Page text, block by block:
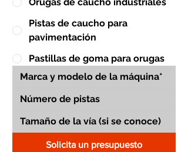
Pistas de caucho para
pavimentación
Pastillas de goma para orugas
Solicita un presupuesto